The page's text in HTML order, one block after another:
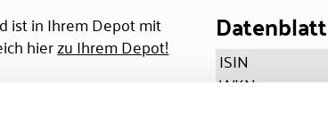
ist in Ihrem Depot mit
hierzu Ihrem Depot! Datenblatt
ISIN
WKN